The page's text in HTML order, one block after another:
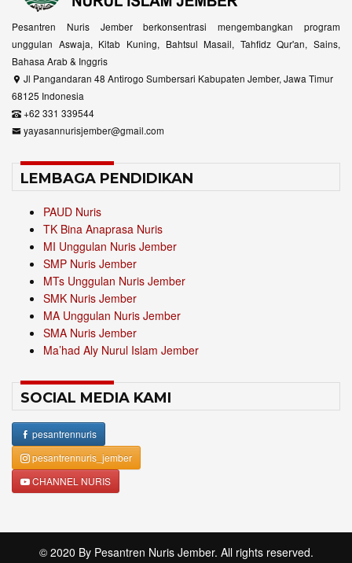
Pesantren Nuris Jember berkonsentrasi mengembangkan program
unggulan Aswaja, Kitab Kuning, Bahtsul Masail, Tahfidz Qur'an, Sains,
Bahasa Arab & Inggris
Jl Pangandaran 48 Antirogo Sumbersari Kabupaten Jember, Jawa Timur
68125 Indonesia
+62 331 339544
yayasannurisjember@gmail.com
LEMBAGA PENDIDIKAN
PAUD Nuris
TK Bina Anaprasa Nuris
MI Unggulan Nuris Jember
SMP Nuris Jember
MTs Unggulan Nuris Jember
SMK Nuris Jember
MA Unggulan Nuris Jember
SMA Nuris Jember
Ma’had Aly Nurul Islam Jember
SOCIAL MEDIA KAMI
pesantrennuris
pesantrennuris_jember
CHANNEL NURIS
© 2020 By Pesantren Nuris Jember. All rights reserved.